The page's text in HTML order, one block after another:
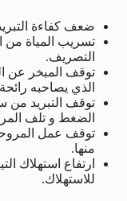
ضعف كفاءة
تسريب المياة من
التصريف.
توقف المبخر عن
الذي يصاحبه
توقف التبريد من
الضغط و تلف
توقف عمل المروحة
منها.
ارتفاع استهلاك
للاستهلاك.